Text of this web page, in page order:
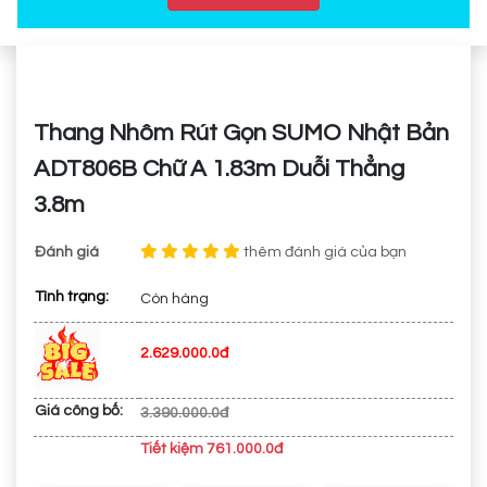
Thang Nhôm Rút Gọn SUMO Nhật Bản
ADT806B Chữ A 1.83m Duỗi Thẳng
3.8m
Đánh giá thêm đánh giá của bạn
Tình trạng: Còn hàng
2.629.000.0đ
Giá công bố: 3.390.000.0đ
Tiết kiệm 761.000.0đ